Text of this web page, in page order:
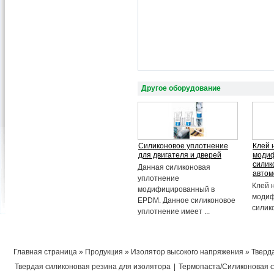
Другое оборудование
Силиконовое уплотнение
для двигателя и дверей
Данная силиконовая
уплотнение
модифицированный в
EPDM. Данное силиконовое
уплотнение имеет ...
Клей
Клей
Главная страница » Продукция » Изолятор высокого напряжения »
Твердая силиконовая резина для изолятора
Термопаста/Силиконовая